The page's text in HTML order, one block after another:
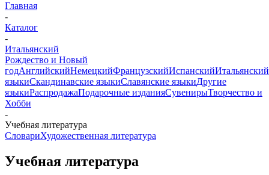
Главная
-
Каталог
-
Итальянский
Рождество и Новый
годАнглийскийНемецкийФранцузскийИспанскийИтальянский
языкиСкандинавские языкиСлавянские языкиДругие
языкиРаспродажаПодарочные изданияСувенирыТворчество и
Хобби
-
Учебная литература
СловариХудожественная литература
Учебная литература